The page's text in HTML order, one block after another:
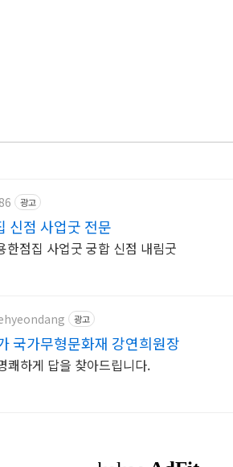
광고
신점 사업굿 전문
점집 사업굿 궁합 신점 내림굿
광고
국가무형문화재 강연희원장
쾌하게 답을 찾아드립니다.